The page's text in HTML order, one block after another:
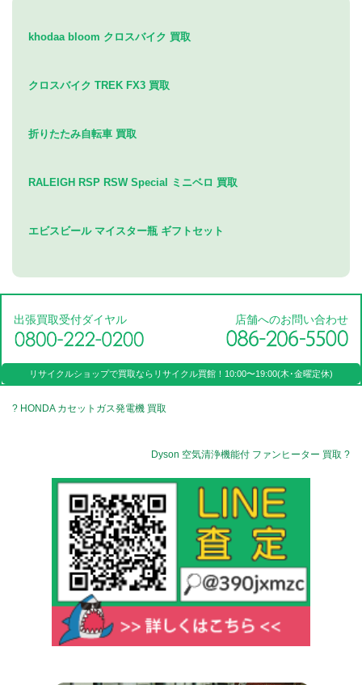
khodaa bloom クロスバイク 買取
クロスバイク TREK FX3 買取
折りたたみ自転車 買取
RALEIGH RSP RSW Special ミニベロ 買取
エビスビール マイスター瓶 ギフトセット
出張買取受付ダイヤル 店舗へのお問い合わせ
リサイクルショップで買取なら リサイクル買館！ 10:00〜19:00(木･金曜定休)
? HONDA カセットガス発電機 買取
Dyson 空気清浄機能付 ファンヒーター 買取 ?